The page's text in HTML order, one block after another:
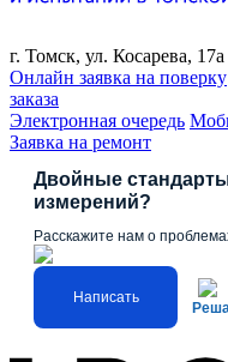
г. Томск, ул. Косарева, 17а
Онлайн заявка на поверку
заказа
Электронная очередь
Заявка на ремонт
Двойные
измерений?
Расскажите нам о
Написать